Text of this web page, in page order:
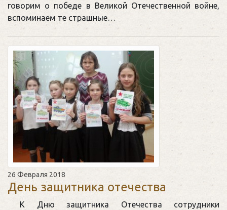
говорим о победе в Великой Отечественной войне,
вспоминаем те страшные…
26 Февраля 2018
День защитника отечества
К Дню защитника Отечества сотрудники